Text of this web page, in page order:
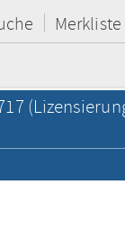
Merkliste